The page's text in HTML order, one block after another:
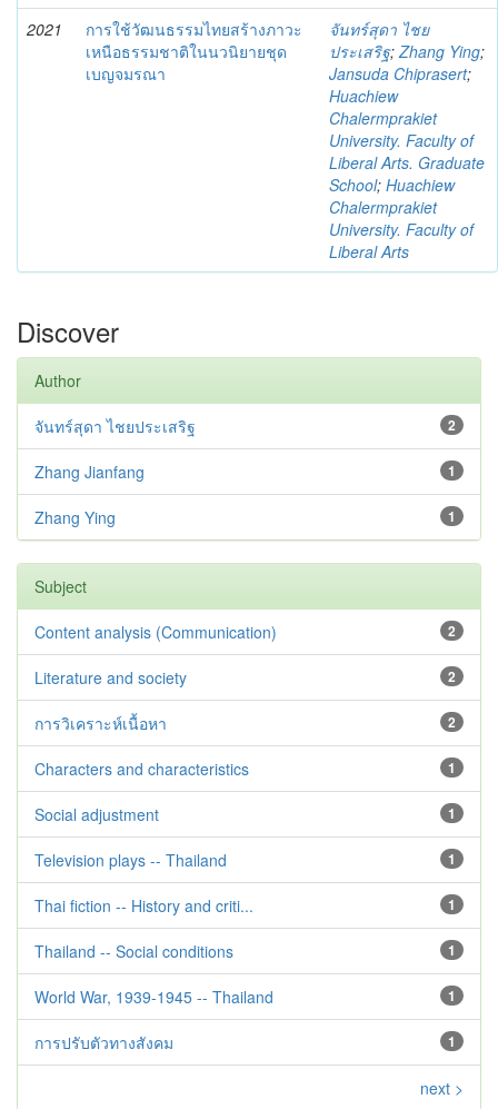
2021
การใช้วัฒนธรรมไทยสร้างภาวะ
เหนือธรรมชาติในนวนิยายชุด
เบญจมรณา
จันทร์สุดา ไชย
ประเสริฐ;Zhang Ying;
Jansuda Chiprasert;
Huachiew
Chalermprakiet
University. Faculty of
Liberal Arts. Graduate
School; Huachiew
Chalermprakiet
University. Faculty of
Liberal Arts
Discover
Author
2
จันทร์สุดา ไชยประเสริฐ
1
Zhang Jianfang
1
Zhang Ying
Subject
2
Content analysis (Communication)
2
Literature and society
2
การวิเคราะห์เนื้อหา
1
Characters and characteristics
1
Social adjustment
1
Television plays -- Thailand
1
Thai fiction -- History and criti...
1
Thailand -- Social conditions
1
World War, 1939-1945 -- Thailand
1
การปรับตัวทางสังคม
next >